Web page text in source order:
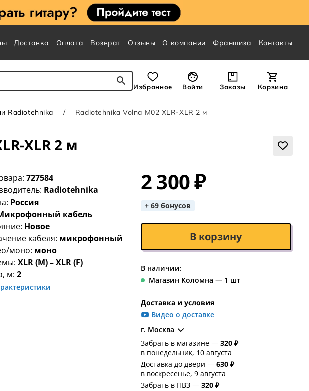
Доставка Оплата Возврат Отзывы О компании Франшиза Контакты
Избранное Войти Заказы Корзина
Radiotehnika Radiotehnika Volna M02 XLR-XLR 2 м
XLR 2 м
727584
Radiotehnika
Россия
кабель
Новое
кабеля: микрофонный
моно: моно
XLR (M) – XLR (F)
м:2
2 300 ₽
+ 69 бонусов
В корзину
В наличии:
Магазин Коломна — 1 шт
Доставка и условия
Видео о доставке
г. Москва
Забрать в магазине — 320 ₽
в понедельник, 10 августа
Доставка до двери — 630 ₽
в воскресенье, 9 августа
Забрать в ПВЗ — 320 ₽